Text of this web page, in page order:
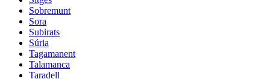
Sobremunt
Sora
Subirats
Súria
Tagamanent
Talamanca
Taradell